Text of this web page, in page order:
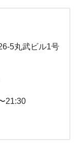
5丸武ビル1号
21:30